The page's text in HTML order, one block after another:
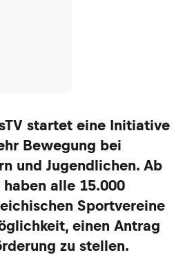
startet eine Initiative
Bewegung bei
und Jugendlichen. Ab
alle 15.000
Sportvereine
einen Antrag
zu stellen.